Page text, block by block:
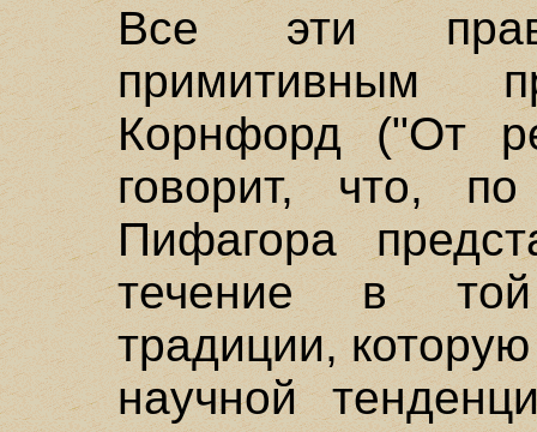
Все эти
примитивным
Корнфорд ("От
говорит, что,
Пифагора
течение в той
традиции,
научной